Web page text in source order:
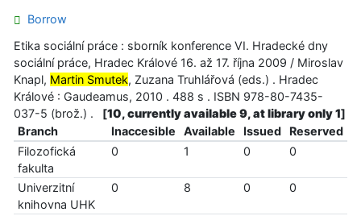
Borrow
Etika sociální práce : sborník konference VI. Hradecké dny
sociální práce, Hradec Králové 16. až 17. října 2009 / Miroslav
Knapl, Martin Smutek, Zuzana Truhlářová (eds.) . Hradec
Králové : Gaudeamus, 2010 . 488 s . ISBN 978-80-7435-
037-5 (brož.) .
[10, currently available 9, at library only 1]
Branch
Inaccesible Available Issued
Reserved
Filozofická
fakulta
0 1 0 0
Univerzitní
knihovna UHK
0 8 0 0